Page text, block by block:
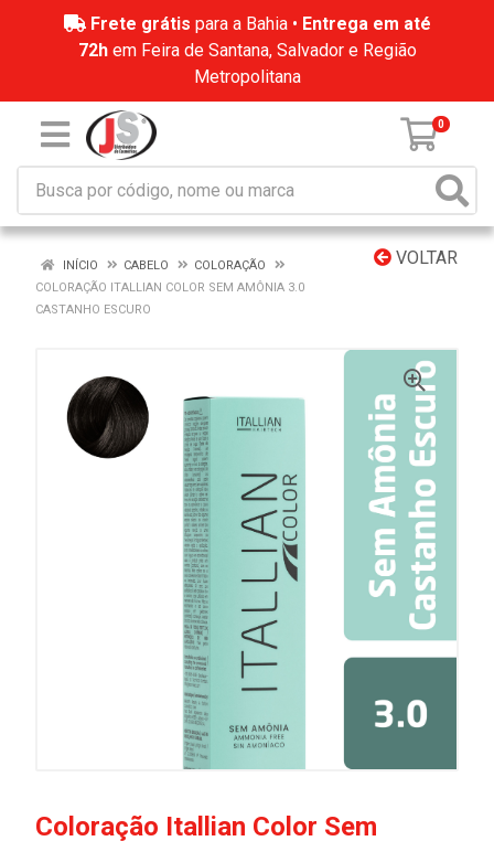
Frete grátis para a Bahia • Entrega em até
72hem Feira de Santana, Salvador e Região
Metropolitana
0
VOLTAR
INÍCIO CABELO
COLORAÇÃO
COLORAÇÃO ITALLIAN COLOR SEM AMÔNIA 3.0
CASTANHO ESCURO
Coloração Itallian Color Sem